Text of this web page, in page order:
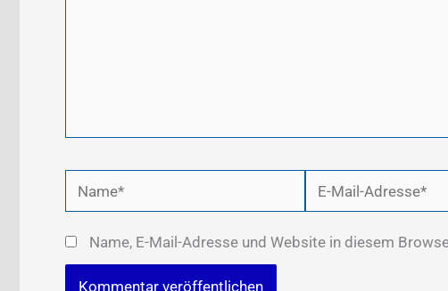
Name*
Mail-
Adresse*
Name, E-Mail-Adresse und Website in diesem